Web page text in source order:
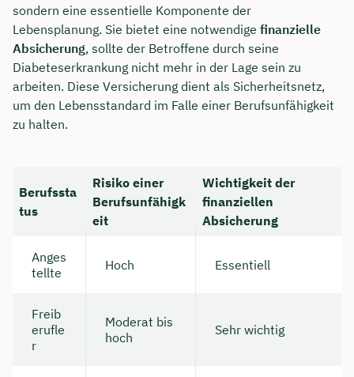
sondern eine essentielle Komponente der
Lebensplanung. Sie bietet eine notwendige finanzielle
Absicherung, sollte der Betroffene durch seine
Diabeteserkrankung nicht mehr in der Lage sein zu
arbeiten. Diese Versicherung dient als Sicherheitsnetz,
um den Lebensstandard im Falle einer Berufsunfähigkeit
zu halten.
Berufssta
tus
Risiko einer
Berufsunfähigk
eit
Wichtigkeit der
finanziellen
Absicherung
Anges
tellte
Hoch Essentiell
Freib
erufle
r
Moderat bis
hoch
Sehr wichtig